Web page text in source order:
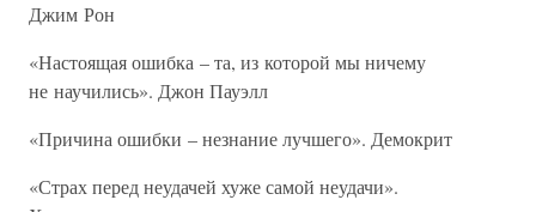
Джим Рон
«Настоящая ошибка – та, из которой мы ничему
не научились». Джон Пауэлл
«Причина ошибки – незнание лучшего». Демокрит
«Страх перед неудачей хуже самой неудачи».